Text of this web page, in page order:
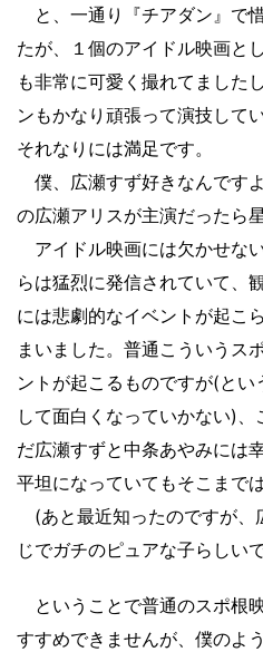
と、一通り『チアダン』で
たが、１個のアイドル映画と
も非常に可愛く撮れてました
ンもかなり頑張って演技して
それなりには満足です。
僕、広瀬すず好きなんです
の広瀬アリスが主演だったら
アイドル映画には欠かせな
らは猛烈に発信されていて
には悲劇的なイベントが起こ
まいました。普通こういうス
ントが起こるものですが(とい
して面白くなっていかない)
だ広瀬すずと中条あやみには
平坦になっていてもそこまで
(あと最近知ったのですが、
じでガチのピュアな子らしい
ということで普通のスポ根
すすめできませんが、僕のよ